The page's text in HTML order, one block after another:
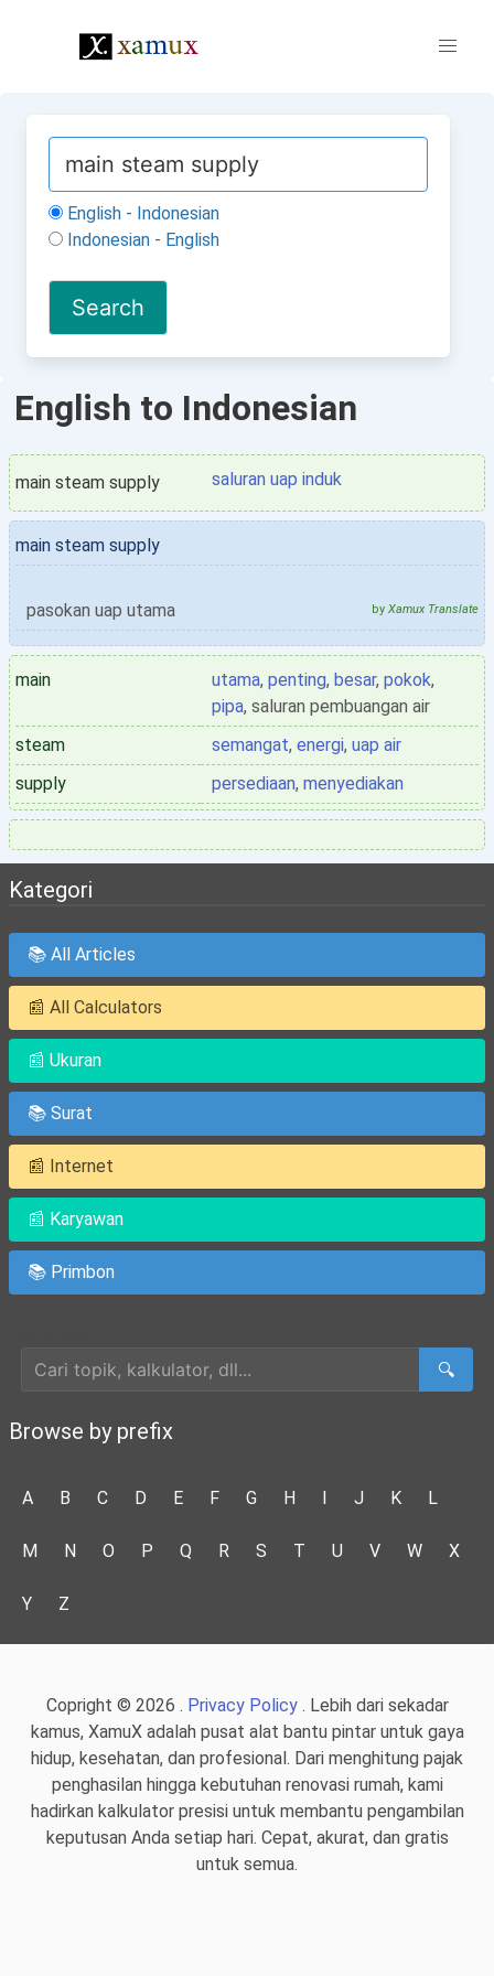
English - Indonesian
Indonesian - English
English to Indonesian
main steam supply saluran uap induk
main steam supply
pasokan uap utama by Xamux Translate
main utama, penting, besar, pokok,
pipa, saluran pembuangan air
steam
semangat, energi, uap air
supply
persediaan, menyediakan
Kategori
📚 All Articles
📰 All Calculators
📰 Ukuran
📚 Surat
📰 Internet
📰 Karyawan
📚 Primbon
🔍
Browse by prefix
A B C D E F G H I J K L
M N O P Q R S T U V W X
Y Z
Copright © 2026 . Privacy Policy. Lebih dari sekadar
kamus, XamuX adalah pusat alat bantu pintar untuk gaya
hidup, kesehatan, dan profesional. Dari menghitung pajak
penghasilan hingga kebutuhan renovasi rumah, kami
hadirkan kalkulator presisi untuk membantu pengambilan
keputusan Anda setiap hari. Cepat, akurat, dan gratis
untuk semua.